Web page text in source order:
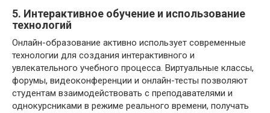
5. Интерактивное обучение и использование
технологий
Онлайн-образование активно использует современные
технологии для создания интерактивного и
увлекательного учебного процесса. Виртуальные классы,
форумы, видеоконференции и онлайн-тесты позволяют
студентам взаимодействовать с преподавателями и
однокурсниками в режиме реального времени, получать